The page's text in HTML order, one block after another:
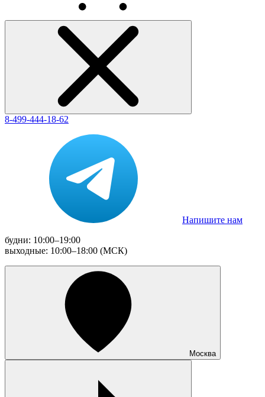
8-499-444-18-62
Напишите нам
будни: 10:00–19:00
выходные: 10:00–18:00 (МСК)
Москва